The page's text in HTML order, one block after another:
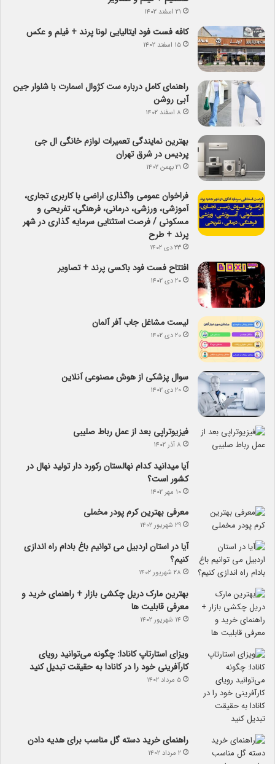
۲۱ اسفند ۱۴۰۲
کافه فست فود ایتالیایی لونا پرند + فیلم و عکس
۱۵ اسفند ۱۴۰۲
راهنمای کامل درباره ست کژوال اسمارت با شلوار جین
آبی روشن
۸ اسفند ۱۴۰۲
بهترین نمایندگی تعمیرات لوازم خانگی ال جی
پردیس در شرق تهران
۲۱ بهمن ۱۴۰۲
فراخوان عمومی واگذاری اراضی با کاربری تجاری،
آموزشی، ورزشی، درمانی، فرهنگی، تفریحی و
مسکونی / فرصت استثنایی سرمایه گذاری در شهر
پرند + طرح
۲۳ دی ۱۴۰۲
افتتاح فست فود باکسی پرند + تصاویر
۲۰ دی ۱۴۰۲
لیست مشاغل جاب آفر آلمان
۲۰ دی ۱۴۰۲
سوال پزشکی از هوش مصنوعی آنلاین
۲۰ دی ۱۴۰۲
فیزیوتراپی بعد از عمل رباط صلیبی
۸ آذر ۱۴۰۲
آیا می­دانید کدام نهالستان رکورد دار تولید نهال­ در
کشور است؟
۱۰ مهر ۱۴۰۲
معرفی بهترین کرم پودر مخملی
۲۹ شهریور ۱۴۰۲
آیا در استان اردبیل می توانیم باغ بادام راه اندازی
کنیم؟
۲۸ شهریور ۱۴۰۲
بهترین مارک دریل چکشی بازار + راهنمای خرید و
معرفی قابلیت ها
۱۴ شهریور ۱۴۰۲
ویزای استارتاپ کانادا: چگونه می‌توانید رویای
کارآفرینی خود را در کانادا به حقیقت تبدیل کنید
۵ مرداد ۱۴۰۲
راهنمای خرید دسته گل مناسب برای هدیه دادن
۲ مرداد ۱۴۰۲